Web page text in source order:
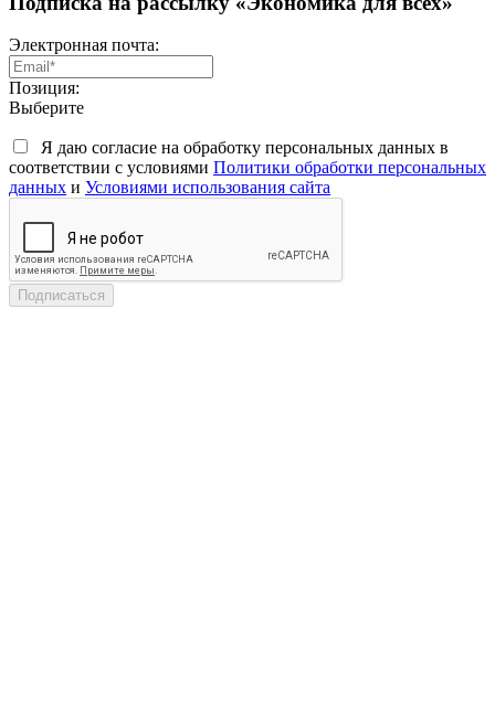
Электронная почта:
Позиция:
Выберите
Я даю согласие на обработку персональных данных в
соответствии с условиями Политики обработки персональных
данных и Условиями использования сайта
Подписаться